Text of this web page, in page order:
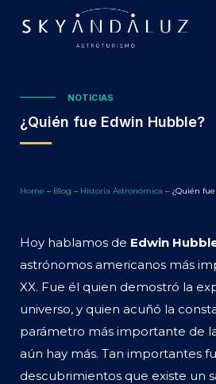
NOTICIAS
¿Quién fue Edwin Hubble?
Home – Blog – Historia Astronómica – ¿Quién
Hoy hablamos de Edwin
astrónomos americanos más
XX. Fue él quien demostró la
universo, y quien acuñó la
parámetro más importante de
aún hay más. Tan importantes
descubrimientos que existe un